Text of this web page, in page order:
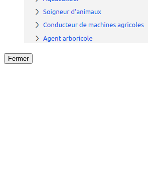
Fermer